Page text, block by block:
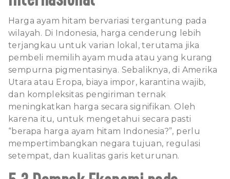
Harga ayam hitam bervariasi tergantung pada
wilayah. Di Indonesia, harga cenderung lebih
terjangkau untuk varian lokal, terutama jika
pembeli memilih ayam muda atau yang kurang
sempurna pigmentasinya. Sebaliknya, di Amerika
Utara atau Eropa, biaya impor, karantina wajib,
dan kompleksitas pengiriman ternak
meningkatkan harga secara signifikan. Oleh
karena itu, untuk mengetahui secara pasti
“berapa harga ayam hitam Indonesia?”, perlu
mempertimbangkan negara tujuan, regulasi
setempat, dan kualitas garis keturunan.